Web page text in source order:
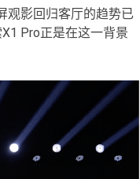
观影回归客厅的趋势已
Pro正是在这一背景